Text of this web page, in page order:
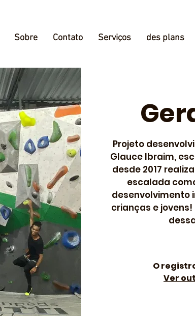
Sobre Contato Serviços des plans
Projeto
Glauce Ibraim,
desde 2017
escalada
desenvolvimento
crianças e
O
Ver